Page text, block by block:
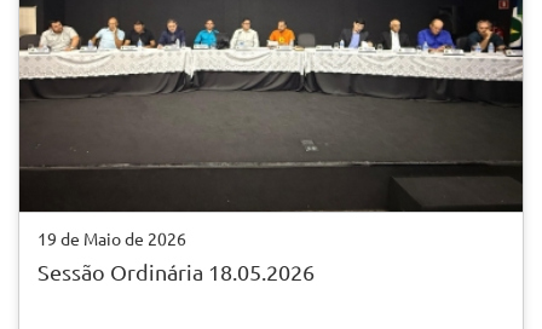
19 de Maio de 2026
Sessão Ordinária 18.05.2026